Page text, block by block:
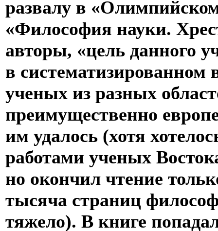
развалу в
«Философия науки.
авторы, «цель данного
в систематизированном
ученых из разных
преимущественно
им удалось (хотя
работами ученых
но окончил чтение
тысяча страниц
тяжело). В книге